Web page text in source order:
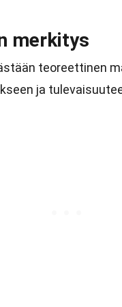
merkitys
teoreettinen
ja